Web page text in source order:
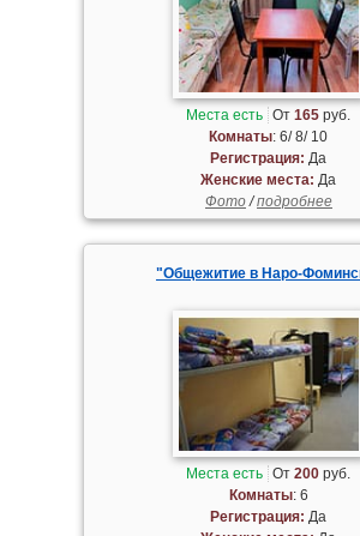
Места есть От165 руб.
Комнаты: 6/ 8/ 10
Регистрация: Да
Женские места: Да
Фото/подробнее
"Общежитие в Наро-
Места есть От200 руб.
Комнаты: 6
Регистрация: Да